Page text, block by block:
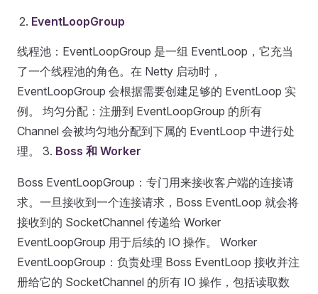
EventLoopGroup
线程池：EventLoopGroup 是一组 EventLoop，它充当
了一个线程池的角色。在 Netty 启动时，
EventLoopGroup 会根据需要创建足够的 EventLoop 实
例。 均匀分配：注册到 EventLoopGroup 的所有
Channel 会被均匀地分配到下属的 EventLoop 中进行处
理。 3. Boss 和 Worker
Boss EventLoopGroup：专门用来接收客户端的连接请
求。一旦接收到一个连接请求，Boss EventLoop 就会将
接收到的 SocketChannel 传递给 Worker
EventLoopGroup 用于后续的 IO 操作。 Worker
EventLoopGroup：负责处理 Boss EventLoop 接收并注
册给它的 SocketChannel 的所有 IO 操作，包括读取数